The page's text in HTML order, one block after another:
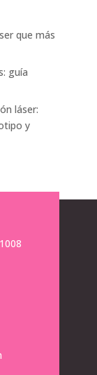
que más
guía
láser:
y